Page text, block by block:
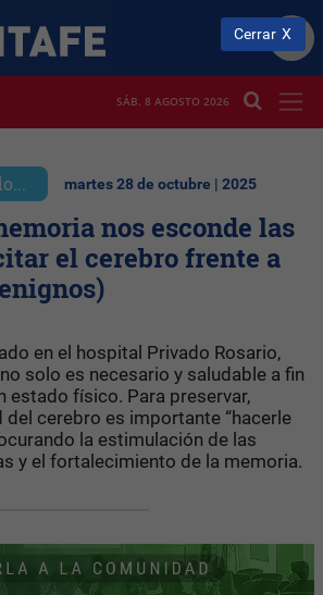
SÁB. 8 AGOSTO 2026
martes 28 de octubre | 2025
nos esconde las
el cerebro frente a
en el hospital Privado Rosario,
solo es necesario y saludable a fin
estado físico. Para preservar,
del cerebro es importante “hacerle
la estimulación de las
y el fortalecimiento de la memoria.
Cerrar